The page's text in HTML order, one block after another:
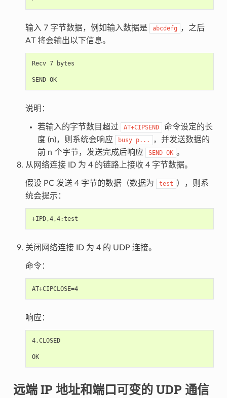
输入 7 字节数据，例如输入数据是 abcdefg
，之后
AT 将会输出以下信息。
Recv 7 bytes
SEND OK
说明：
若输入的字节数目超过 AT+CIPSEND
命令设定的长
度 (n)，则系统会响应
busy p...
，并发送数据的
前 n 个字节，发送完成后响应
SEND OK 。
从网络连接 ID 为 4 的链路上接收 4 字节数据。
假设 PC 发送 4 字节的数据（数据为 test
），则系
统会提示：
关闭网络连接 ID 为 4 的 UDP 连接。
命令：
AT+CIPCLOSE=4
响应：
4,CLOSED
OK
远端 IP 地址和端口可变的 UDP 通信